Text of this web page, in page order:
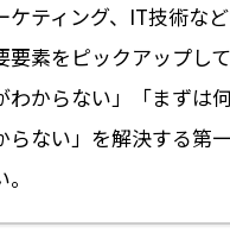
ケティング、IT技術な
要素をピックアップし
わからない」「まずは
らない」を解決する第